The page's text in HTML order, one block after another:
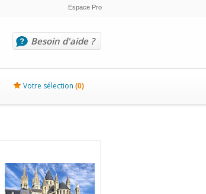
Espace Pro
Besoin d'aide ?
Votre sélection (0)